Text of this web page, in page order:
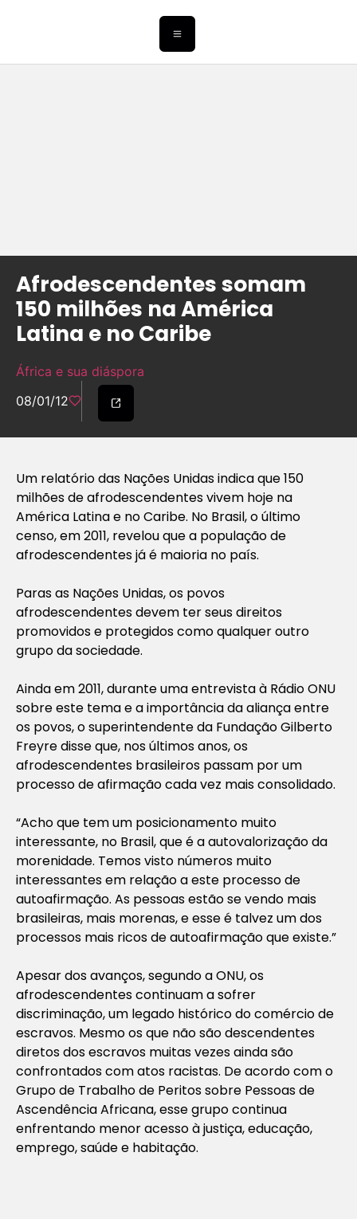
Afrodescendentes somam
150 milhões na América
Latina e no Caribe
África e sua diáspora
08/01/12
Um relatório das Nações Unidas indica que 150
milhões de afrodescendentes vivem hoje na
América Latina e no Caribe. No Brasil, o último
censo, em 2011, revelou que a população de
afrodescendentes já é maioria no país.
Paras as Nações Unidas, os povos
afrodescendentes devem ter seus direitos
promovidos e protegidos como qualquer outro
grupo da sociedade.
Ainda em 2011, durante uma entrevista à Rádio ONU
sobre este tema e a importância da aliança entre
os povos, o superintendente da Fundação Gilberto
Freyre disse que, nos últimos anos, os
afrodescendentes brasileiros passam por um
processo de afirmação cada vez mais consolidado.
“Acho que tem um posicionamento muito
interessante, no Brasil, que é a autovalorização da
morenidade. Temos visto números muito
interessantes em relação a este processo de
autoafirmação. As pessoas estão se vendo mais
brasileiras, mais morenas, e esse é talvez um dos
processos mais ricos de autoafirmação que existe.”
Apesar dos avanços, segundo a ONU, os
afrodescendentes continuam a sofrer
discriminação, um legado histórico do comércio de
escravos. Mesmo os que não são descendentes
diretos dos escravos muitas vezes ainda são
confrontados com atos racistas. De acordo com o
Grupo de Trabalho de Peritos sobre Pessoas de
Ascendência Africana, esse grupo continua
enfrentando menor acesso à justiça, educação,
emprego, saúde e habitação.